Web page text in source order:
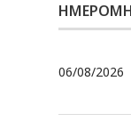
06/08/2026